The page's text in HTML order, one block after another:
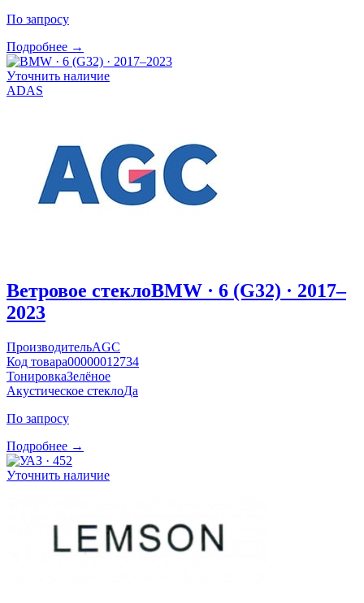
По запросу
Подробнее →
Уточнить наличие
ADAS
Ветровое стеклоBMW · 6 (G32) · 2017–
2023
ПроизводительAGC
Код товара00000012734
ТонировкаЗелёное
Акустическое стеклоДа
По запросу
Подробнее →
Уточнить наличие